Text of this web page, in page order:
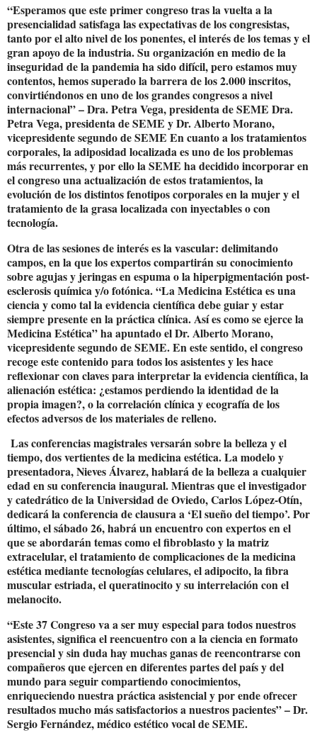
“Esperamos que este primer congreso tras la vuelta a la
presencialidad satisfaga las expectativas de los congresistas,
tanto por el alto nivel de los ponentes, el interés de los temas y el
gran apoyo de la industria. Su organización en medio de la
inseguridad de la pandemia ha sido difícil, pero estamos muy
contentos, hemos superado la barrera de los 2.000 inscritos,
convirtiéndonos en uno de los grandes congresos a nivel
internacional” – Dra. Petra Vega, presidenta de SEME Dra.
Petra Vega, presidenta de SEME y Dr. Alberto Morano,
vicepresidente segundo de SEME En cuanto a los tratamientos
corporales, la adiposidad localizada es uno de los problemas
más recurrentes, y por ello la SEME ha decidido incorporar en
el congreso una actualización de estos tratamientos, la
evolución de los distintos fenotipos corporales en la mujer y el
tratamiento de la grasa localizada con inyectables o con
tecnología.
Otra de las sesiones de interés es la vascular: delimitando
campos, en la que los expertos compartirán su conocimiento
sobre agujas y jeringas en espuma o la hiperpigmentación post-
esclerosis química y/o fotónica. “La Medicina Estética es una
ciencia y como tal la evidencia científica debe guiar y estar
siempre presente en la práctica clínica. Así es como se ejerce la
Medicina Estética” ha apuntado el Dr. Alberto Morano,
vicepresidente segundo de SEME. En este sentido, el congreso
recoge este contenido para todos los asistentes y les hace
reflexionar con claves para interpretar la evidencia científica, la
alienación estética: ¿estamos perdiendo la identidad de la
propia imagen?, o la correlación clínica y ecografía de los
efectos adversos de los materiales de relleno.
Las conferencias magistrales versarán sobre la belleza y el
tiempo, dos vertientes de la medicina estética. La modelo y
presentadora, Nieves Álvarez, hablará de la belleza a cualquier
edad en su conferencia inaugural. Mientras que el investigador
y catedrático de la Universidad de Oviedo, Carlos López-Otín,
dedicará la conferencia de clausura a ‘El sueño del tiempo’. Por
último, el sábado 26, habrá un encuentro con expertos en el
que se abordarán temas como el fibroblasto y la matriz
extracelular, el tratamiento de complicaciones de la medicina
estética mediante tecnologías celulares, el adipocito, la fibra
muscular estriada, el queratinocito y su interrelación con el
melanocito.
“Este 37 Congreso va a ser muy especial para todos nuestros
asistentes, significa el reencuentro con a la ciencia en formato
presencial y sin duda hay muchas ganas de reencontrarse con
compañeros que ejercen en diferentes partes del país y del
mundo para seguir compartiendo conocimientos,
enriqueciendo nuestra práctica asistencial y por ende ofrecer
resultados mucho más satisfactorios a nuestros pacientes” – Dr.
Sergio Fernández, médico estético vocal de SEME.